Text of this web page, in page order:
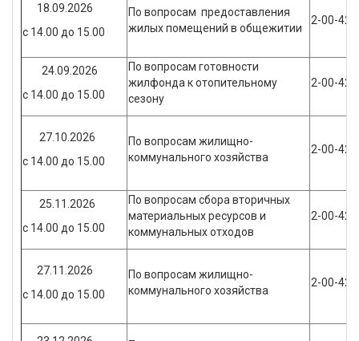
18.09.2026
с 14.00 до 15.00
По вопросам предоставления
жилых помещений в общежитии
2-00-42
24.09.2026
с 14.00 до 15.00
По вопросам готовности
жилфонда к отопительному
сезону
2-00-42
27.10.2026
с 14.00 до 15.00
По вопросам жилищно-
коммунального хозяйства
2-00-42
25.11.2026
с 14.00 до 15.00
По вопросам сбора вторичных
материальных ресурсов и
коммунальных отходов
2-00-42
27.11.2026
с 14.00 до 15.00
По вопросам жилищно-
коммунального хозяйства
2-00-42